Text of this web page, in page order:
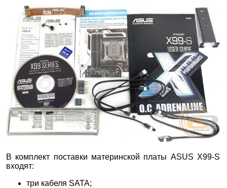
В комплект поставки материнской платы ASUS X99-S
входят:
три кабеля SATA;